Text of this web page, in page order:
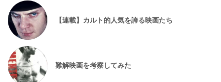
【連載】カルト的人気を誇る映画たち
難解映画を考察してみた